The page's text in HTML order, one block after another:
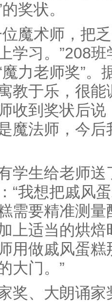
奖状。
术师，把乏
学习。”208
力老师奖”。
教于乐，很
收到奖状后说
魔法师，今
生给老师送
“我想把戚风
需要精准测
上适当的烘
用做戚风蛋
大门。”
、大朗诵家